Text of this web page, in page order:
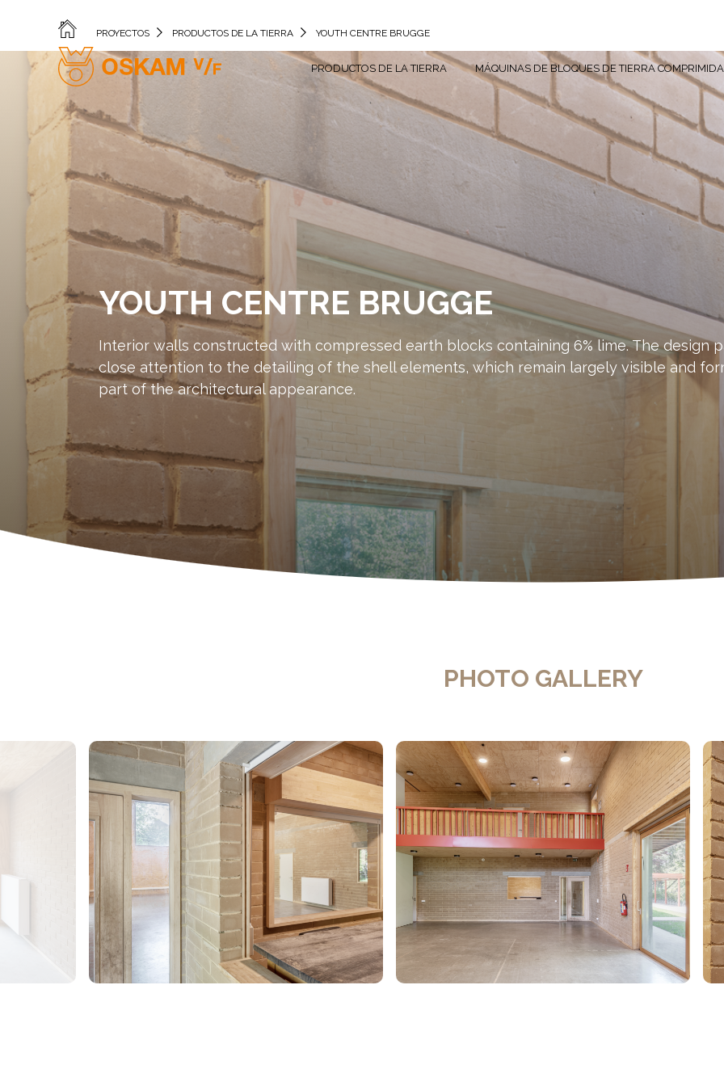
PRODUCTOS DE LA TIERRA MÁQUINAS DE BLOQUES DE TIERRA COMPRIMIDA
PROYECTOS PRODUCTOS DE LA TIERRA YOUTH CENTRE BRUGGE
YOUTH CENTRE BRUGGE
Interior walls constructed with compressed earth blocks containing 6% lime. The design
close attention to the detailing of the shell elements, which remain largely visible and
part of the architectural appearance.
PHOTO GALLERY